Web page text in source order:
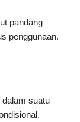
pandang
penggunaan.
suatu